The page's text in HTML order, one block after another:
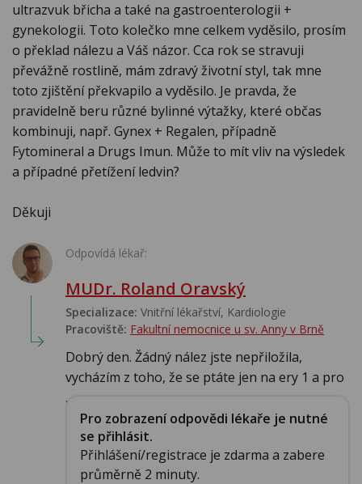
ultrazvuk břicha a také na gastroenterologii +
gynekologii. Toto kolečko mne celkem vyděsilo, prosím
o překlad nálezu a Váš názor. Cca rok se stravuji
převážně rostlině, mám zdravý životní styl, tak mne
toto zjištění překvapilo a vyděsilo. Je pravda, že
pravidelně beru různé bylinné výtažky, které občas
kombinuji, např. Gynex + Regalen, případně
Fytomineral a Drugs Imun. Může to mít vliv na výsledek
a případné přetížení ledvin?
Děkuji
Odpovídá lékař:
MUDr. Roland Oravský
Specializace: Vnitřní lékařství, Kardiologie
Pracoviště: Fakultní nemocnice u sv. Anny v Brně
Dobrý den. Žádný nález jste nepřiložila,
vycházím z toho, že se ptáte jen na ery 1 a pro
...
Pro zobrazení odpovědi lékaře je nutné
se přihlásit.
Přihlášení/registrace je zdarma a zabere
průměrně 2 minuty.